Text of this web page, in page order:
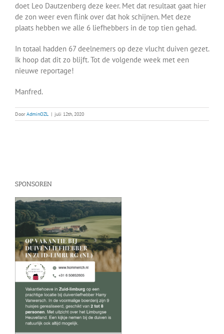
doet Leo Dautzenberg deze keer. Met dat resultaat gaat hier
de zon weer even flink over dat hok schijnen. Met deze
plaats hebben we alle 6 liefhebbers in de top tien gehad.
In totaal hadden 67 deelnemers op deze vlucht duiven gezet.
Ik hoop dat dit zo blijft. Tot de volgende week met een
nieuwe reportage!
Manfred.
DoorAdminOZL | juli 12th, 2020
SPONSOREN